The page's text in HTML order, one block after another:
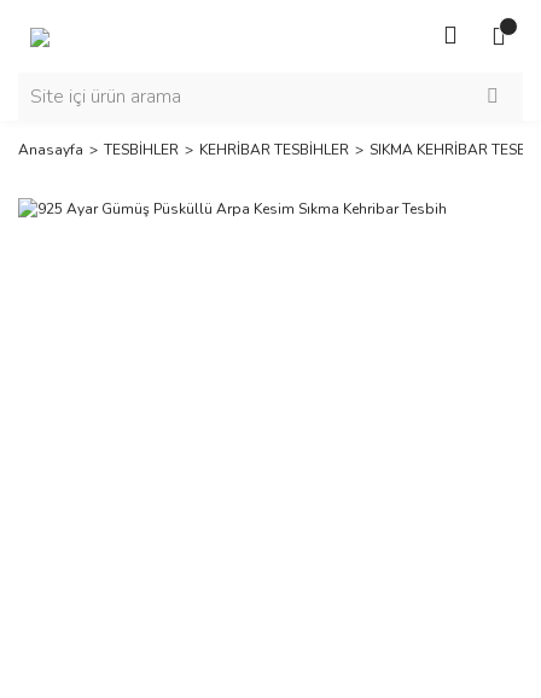
Anasayfa TESBİHLER KEHRİBAR TESBİHLER SIKMA KEHRİBAR